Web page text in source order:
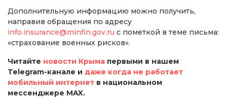
Дополнительную информацию можно получить,
направив обращения по адресу
info.insurance@minfin.gov.ru с пометкой в теме письма:
«страхование военных рисков».
Читайте новости Крыма первыми в нашем
Telegram-канале и даже когда не работает
мобильный интернет в национальном
мессенджере MAX.